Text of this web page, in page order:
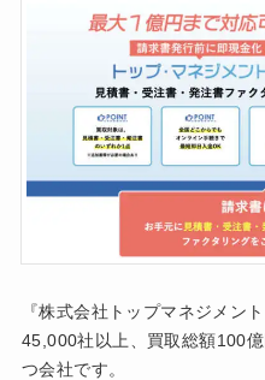
『株式会社トップマネジメン
45,000社以上、買取総額100
つ会社です。